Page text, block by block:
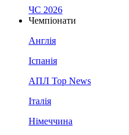
ЧС 2026
Чемпіонати
Англія
Іспанія
АПЛ Top News
Італія
Німеччина